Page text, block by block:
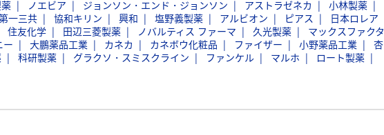
ノエビア ジョンソン・エンド・ジョンソン アストラゼネカ
小林製薬
一三共 協和キリン 興和 塩野義製薬 アルビオン ピアス
日本ロレア
住友化学 田辺三菱製薬 ノバルティス ファーマ 久光製薬
マックスファクタ
ー 大鵬薬品工業 カネカ カネボウ化粧品 ファイザー 小野薬品工業
杏
科研製薬 グラクソ・スミスクライン ファンケル マルホ
ロート製薬